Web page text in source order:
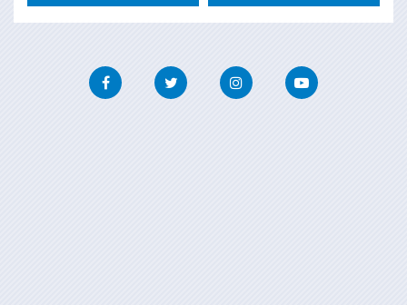
FacebookTwitter InstagramYoutube